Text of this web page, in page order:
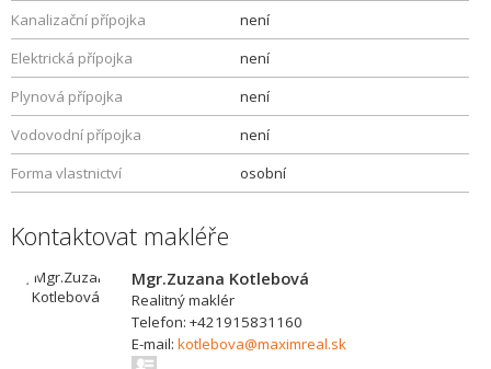
Kanalizační přípojka
není
Elektrická přípojka
není
Plynová přípojka
není
Vodovodní přípojka
není
Forma vlastnictví
osobní
Kontaktovat makléře
Mgr.Zuzana Kotlebová
Realitný maklér
Telefon: +421915831160
E-mail: kotlebova@maximreal.sk